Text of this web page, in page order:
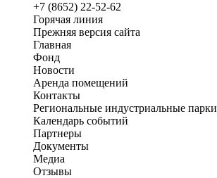
+7 (8652) 22-52-62
Горячая линия
Прежняя версия сайта
Главная
Фонд
Новости
Аренда помещений
Контакты
Региональные индустриальные парки
Календарь событий
Партнеры
Документы
Медиа
Отзывы